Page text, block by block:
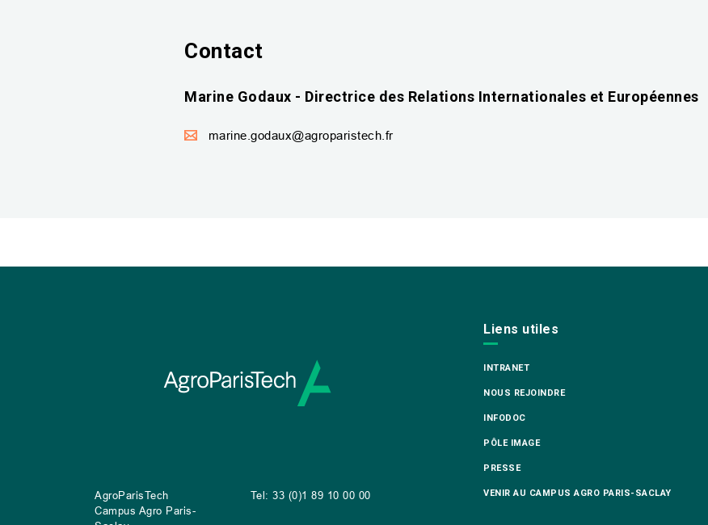
Contact
Marine Godaux - Directrice des Relations Internationales et Européennes
marine.godaux@agroparistech.fr
AgroParisTech
Campus Agro Paris-
Tel: 33 (0)1 89 10 00 00
Liens utiles
INTRANET
NOUS REJOINDRE
INFODOC
PÔLE IMAGE
PRESSE
VENIR AU CAMPUS AGRO PARIS-SACLAY